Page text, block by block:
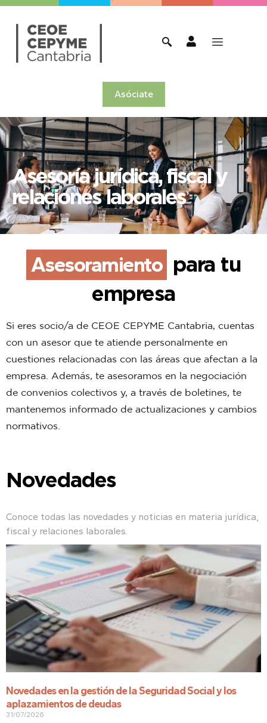
Asóciate
Asesoría jurídica, fiscal y
relaciones laborales
Asesoramiento para tu
empresa
Si eres socio/a de CEOE CEPYME Cantabria, cuentas
con un asesor que te atiende personalmente en
cuestiones relacionadas con las áreas que afectan a la
empresa. Además, te asesoramos en la negociación
de convenios colectivos y, a través de boletines, te
mantenemos informado de actualizaciones y cambios
normativos.
Novedades
Conoce todas las novedades y noticias en materia jurídica,
fiscal y relaciones laborales.
Novedades en la gestión de la Seguridad Social y los
aplazamientos de deudas
31/07/2026